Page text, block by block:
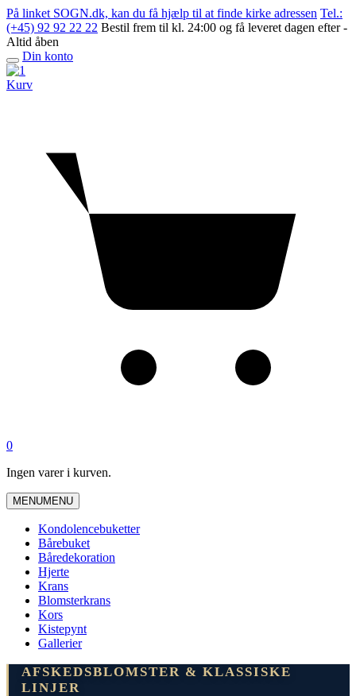
Skip
to
content
På linket SOGN.dk, kan du få hjælp til at finde kirke adressen Tel.:
(+45) 92 92 22 22 Bestil frem til kl. 24:00 og få leveret dagen efter -
Altid åben
Open
menu
Din konto
Kurv
0
Ingen varer i kurven.
MENUMENU
Kondolencebuketter
Bårebuket
Båredekoration
Hjerte
Krans
Blomsterkrans
Kors
Kistepynt
Gallerier
AFSKEDSBLOMSTER & KLASSISKE
LINJER